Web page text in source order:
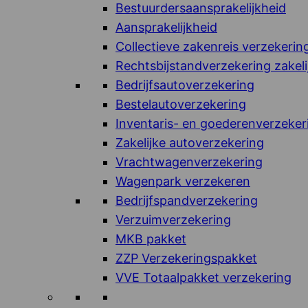
Bestuurdersaansprakelijkheid
Aansprakelijkheid
Collectieve zakenreis
Rechtsbijstandverzekering
Bedrijfsautoverzekering
Bestelautoverzekering
Inventaris- en
Zakelijke autoverzekering
Vrachtwagenverzekering
Wagenpark verzekeren
Bedrijfspandverzekering
Verzuimverzekering
MKB pakket
ZZP Verzekeringspakket
VVE Totaalpakket verzekering